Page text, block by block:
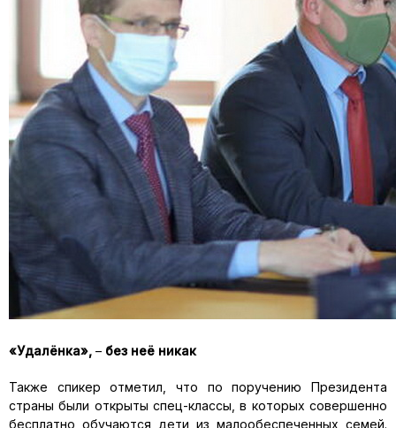
«Удалёнка», – без неё никак
Также спикер отметил, что по поручению Президента
страны были открыты спец-классы, в которых совершенно
бесплатно обучаются дети из малообеспеченных семей.